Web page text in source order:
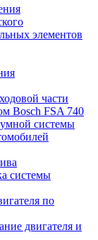
элементов
части
Bosch FSA 740
системы
системы
по
двигателя и